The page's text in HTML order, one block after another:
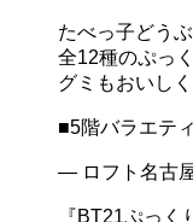
たべっ子どう
全12種のぷっ
グミもおいし
■5階バラエテ
— ロフト名古
『BT21ぷっく